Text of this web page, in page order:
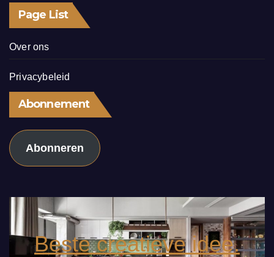
Page List
Over ons
Privacybeleid
Abonnement
Abonneren
Beste creatieve idee.